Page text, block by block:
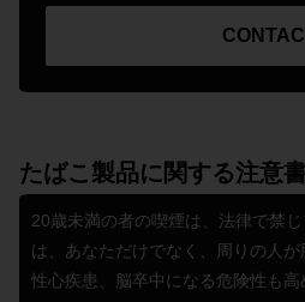
たばこ製品に関する注意
20歳未満の者の喫煙は、法律で禁
は、あなただけでなく、周りの人
性心疾患、脳卒中になる危険性も